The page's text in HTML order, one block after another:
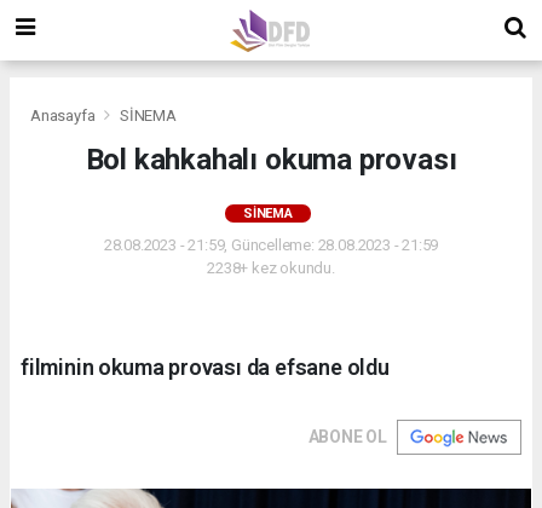
Anasayfa SİNEMA
Bol kahkahalı okuma provası
SİNEMA
28.08.2023 - 21:59, Güncelleme: 28.08.2023 - 21:59
2238+ kez okundu.
filminin okuma provası da efsane oldu
ABONE OL